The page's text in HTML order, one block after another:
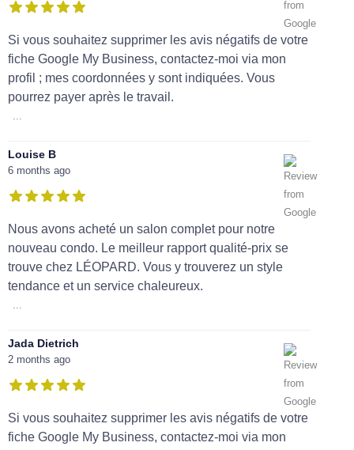
Si vous souhaitez supprimer les avis négatifs de votre
fiche Google My Business, contactez-moi via mon
profil ; mes coordonnées y sont indiquées. Vous
pourrez payer après le travail.
Louise B
6 months ago
Nous avons acheté un salon complet pour notre
nouveau condo. Le meilleur rapport qualité-prix se
trouve chez LÉOPARD. Vous y trouverez un style
tendance et un service chaleureux.
Jada Dietrich
2 months ago
Si vous souhaitez supprimer les avis négatifs de votre
fiche Google My Business, contactez-moi via mon